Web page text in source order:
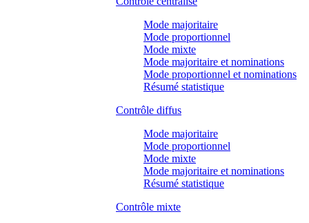
Mode majoritaire
Mode proportionnel
Mode mixte
Mode majoritaire et nominations
Mode proportionnel et nominations
Résumé statistique
Contrôle diffus
Mode majoritaire
Mode proportionnel
Mode mixte
Mode majoritaire et nominations
Résumé statistique
Contrôle mixte